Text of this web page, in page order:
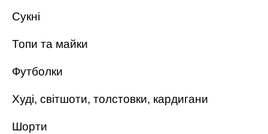
Сукні
Топи та майки
Футболки
Худі, світшоти, толстовки, кардигани
Шорти